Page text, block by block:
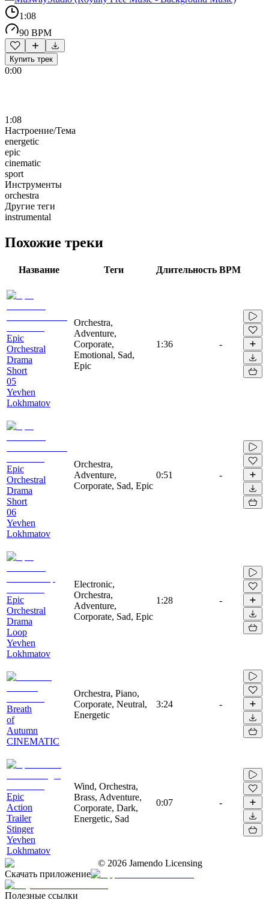
1:08
90 BPM
Купить трек
0:00
1:08
Настроение/Тема
energetic
epic
cinematic
sport
Инструменты
orchestra
Другие теги
instrumental
Похожие треки
Название Теги Длительность BPM
Epic
Orchestral
Drama
Short
05
Yevhen
Lokhmatov
Orchestra,
Adventure,
Corporate,
Emotional, Sad,
Epic
1:36 -
Epic
Orchestral
Drama
Short
06
Yevhen
Lokhmatov
Orchestra,
Adventure,
Corporate, Sad, Epic
0:51 -
Epic
Orchestral
Drama
Loop
Yevhen
Lokhmatov
Electronic,
Orchestra,
Adventure,
Corporate, Sad, Epic
1:28 -
Breath
of
Autumn
CINEMATIC
Orchestra, Piano,
Corporate, Neutral,
Energetic
3:24 -
Epic
Action
Trailer
Stinger
Yevhen
Lokhmatov
Wind, Orchestra,
Brass, Adventure,
Corporate, Dark,
Energetic, Sad
0:07 -
© 2026 Jamendo Licensing
Скачать приложение
Полезные ссылки